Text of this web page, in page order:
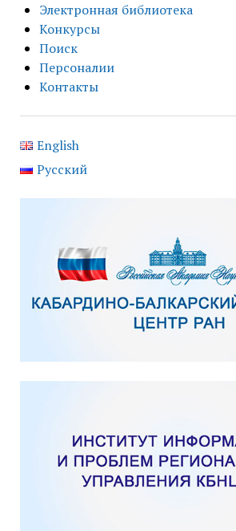
Электронная библиотека
Конкурсы
Поиск
Персоналии
Контакты
English
Русский